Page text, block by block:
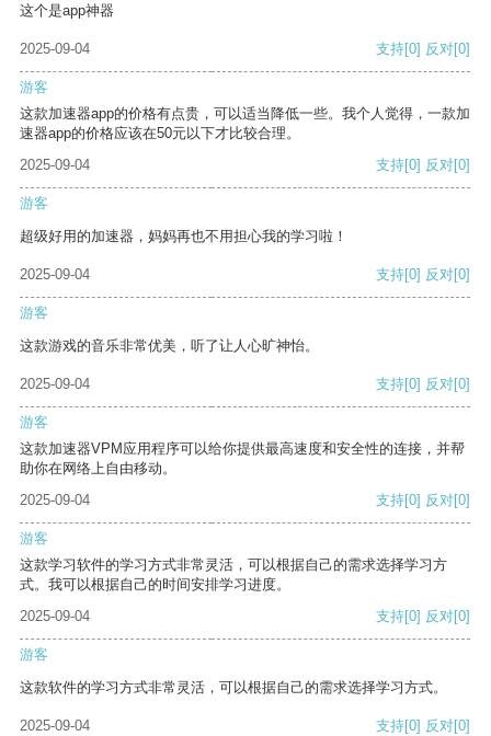
这个是app神器
2025-09-04 支持[0] 反对[0]
游客
这款加速器app的价格有点贵，可以适当降低一些。我个人觉得，一款加
速器app的价格应该在50元以下才比较合理。
2025-09-04
支持[0] 反对[0]
游客
超级好用的加速器，妈妈再也不用担心我的学习啦！
2025-09-04 支持[0] 反对[0]
游客
这款游戏的音乐非常优美，听了让人心旷神怡。
2025-09-04 支持[0] 反对[0]
游客
这款加速器VPM应用程序可以给你提供最高速度和安全性的连接，并帮
助你在网络上自由移动。
2025-09-04
支持[0] 反对[0]
游客
这款学习软件的学习方式非常灵活，可以根据自己的需求选择学习方
式。我可以根据自己的时间安排学习进度。
2025-09-04
支持[0] 反对[0]
游客
这款软件的学习方式非常灵活，可以根据自己的需求选择学习方式。
2025-09-04 支持[0] 反对[0]